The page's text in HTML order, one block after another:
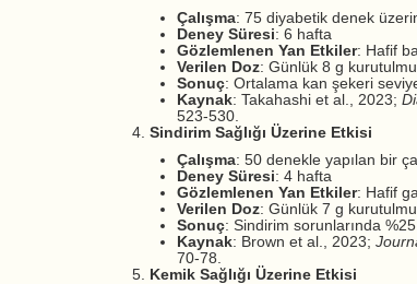
Çalışma: 75 diyabetik denek
Deney Süresi: 6 hafta
Gözlemlenen Yan Etkiler: Hafif
Verilen Doz: Günlük 8 g
Sonuç: Ortalama kan şekeri
Kaynak: Takahashi et al., 2023;
523-530.
Sindirim Sağlığı Üzerine Etkisi
Çalışma: 50 denekle yapılan bir
Deney Süresi: 4 hafta
Gözlemlenen Yan Etkiler: Hafif
Verilen Doz: Günlük 7 g
Sonuç: Sindirim sorunlarında %25
Kaynak: Brown et al., 2023;
70-78.
Kemik Sağlığı Üzerine Etkisi